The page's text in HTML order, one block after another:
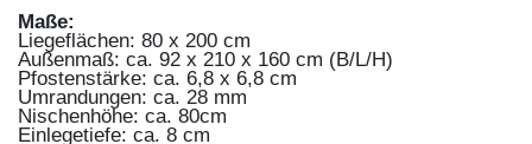
Maße:
Liegeflächen: 80 x 200 cm
Außenmaß: ca. 92 x 210 x 160 cm (B/L/H)
Pfostenstärke: ca. 6,8 x 6,8 cm
Umrandungen: ca. 28 mm
Nischenhöhe: ca. 80cm
Einlegetiefe: ca. 8 cm